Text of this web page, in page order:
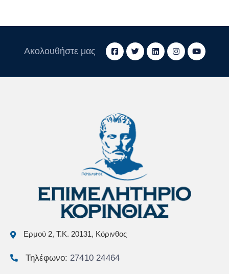
Ακολουθήστε μας
Ερμού 2, Τ.Κ. 20131, Κόρινθος
Τηλέφωνο: 27410 24464